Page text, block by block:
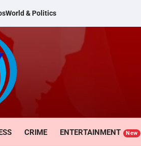
World & Politics
CRIME ENTERTAINMENT New